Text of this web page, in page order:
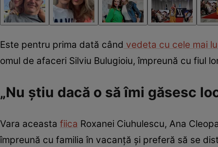
Este pentru prima dată când vedeta cu cele mai
omul de afaceri Silviu Bulugioiu, împreună cu fiul
„Nu știu dacă o să îmi găsesc
Vara aceasta fiica Roxanei Ciuhulescu, Ana
împreună cu familia în vacanță și preferă să se